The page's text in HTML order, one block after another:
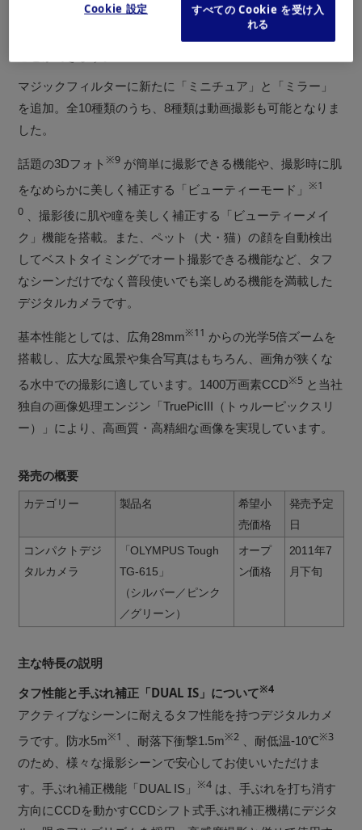
ランスで撮影できる「水中オートホワイトバランス」によ
り、静止画はもちろん、動画も水中で色鮮やかに撮影する
マジックフィルターに新たに「ミニチュア」と「ミラー」
を追加。全10種類のうち、8種類は動画撮影も可能となりま
した。
話題の3Dフォト ※9 が簡単に撮影できる機能や、撮影時に肌
をなめらかに美しく補正する「ビューティーモード」 ※1
0
、撮影後に肌や瞳を美しく補正する「ビューティーメイ
ク」機能を搭載。また、ペット（犬・猫）の顔を自動検出
してベストタイミングでオート撮影できる機能など、タフ
なシーンだけでなく普段使いでも楽しめる機能を満載した
デジタルカメラです。
基本性能としては、広角28mm※11 からの光学5倍ズームを
搭載し、広大な風景や集合写真はもちろん、画角が狭くな
る水中での撮影に適しています。1400万画素CCD※5 と当社
独自の画像処理エンジン「TruePicIII（トゥルーピックスリ
ー）」により、高画質・高精細な画像を実現しています。
発売の概要
カテゴリー 製品名
希望小
売価格
発売予定
日
コンパクトデジ
タルカメラ
「OLYMPUS Tough
TG-615」
（シルバー／ピンク
／グリーン）
オープ
ン価格
2011年7
月下旬
主な特長の説明
タフ性能と手ぶれ補正「DUAL IS」について※4
アクティブなシーンに耐えるタフ性能を持つデジタルカメ
ラです。防水5m※1 、耐落下衝撃1.5m※2 、耐低温-10℃※3
のため、様々な撮影シーンで安心してお使いいただけま
す。手ぶれ補正機能「DUAL IS」 ※4 は、手ぶれを打ち消す
方向にCCDを動かすCCDシフト式手ぶれ補正機構にデジタ
Cookie 設定
すべての Cookie を受け入
れる